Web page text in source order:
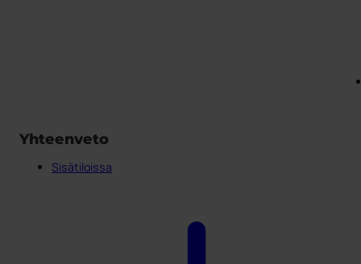
Yhteenveto
Sisätiloissa